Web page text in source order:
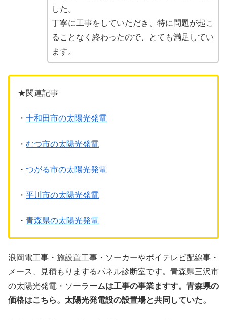
した。
丁寧に工事をしていただき、特に問題が起こ
ることなく終わったので、とても満足してい
ます。
★関連記事
・ 十和田市の太陽光発電
・ むつ市の太陽光発電
・ つがる市の太陽光発電
・ 平川市の太陽光発電
・ 青森県の太陽光発電
浪岡電工事・施設置工事・ソーカーやポイテレビ配線事・
メース、見積もりまするパネル診断室です。青森県三沢市
の太陽光発電・ソーラームは工事の事業ますす。青森県の
価格はこちら。太陽光発電設の設置場と共同していた。